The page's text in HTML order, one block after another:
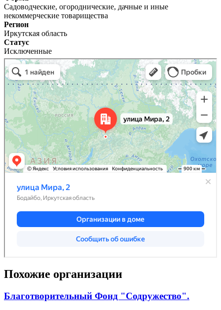
Садоводческие, огороднические, дачные и иные
некоммерческие товарищества
Регион
Иркутская область
Статус
Исключенные
Похожие организации
Благотворительный Фонд "Содружество".